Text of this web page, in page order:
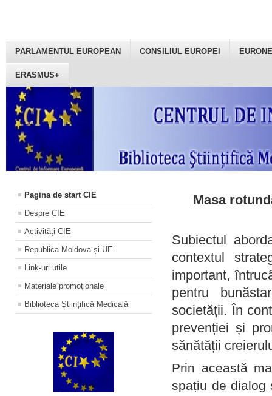
PARLAMENTUL EUROPEAN CONSILIUL EUROPEI
ERASMUS+
Pagina de start CIE
Despre CIE
Activități CIE
Republica Moldova și UE
Link-uri utile
Materiale promoţionale
Biblioteca Științifică Medicală
Masa
Subiectul
contextul
important,
pentru
societății. În
prevenției și
sănătății
Prin această
spațiu de dialog